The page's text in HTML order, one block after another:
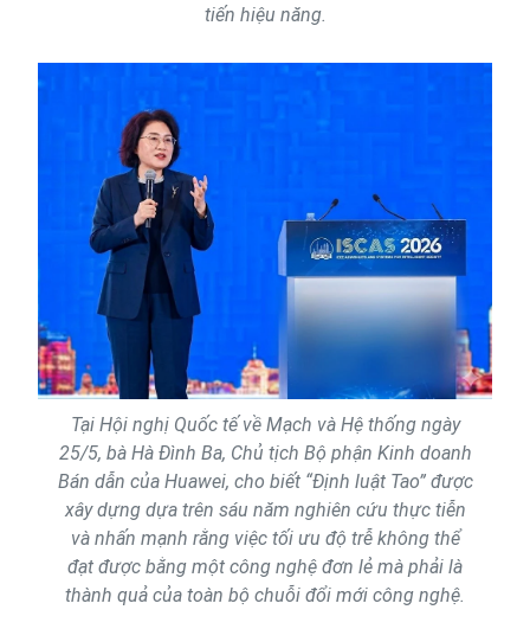
tiến hiệu năng.
Tại Hội nghị Quốc tế về Mạch và Hệ thống ngày
25/5, bà Hà Đình Ba, Chủ tịch Bộ phận Kinh doanh
Bán dẫn của Huawei, cho biết “Định luật Tao” được
xây dựng dựa trên sáu năm nghiên cứu thực tiễn
và nhấn mạnh rằng việc tối ưu độ trễ không thể
đạt được bằng một công nghệ đơn lẻ mà phải là
thành quả của toàn bộ chuỗi đổi mới công nghệ.